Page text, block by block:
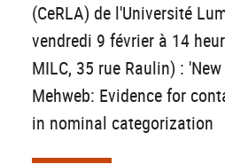
(CeRLA) de l'Université
vendredi 9 février à 14
MILC, 35 rue Raulin) :
Mehweb: Evidence for
in nominal categorization